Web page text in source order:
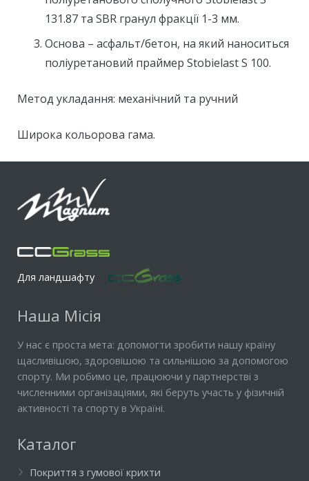
131.87 та SBR гранул фракції 1-3 мм.
Основа – асфальт/бетон, на який наноситься
поліуретановий праймер Stobielast S 100.
Метод укладання: механічний та ручний
Широка кольорова гама.
Для ландшафту
Наша Місія
У нас є проста мета: допомогти зробити нашу країну
щасливішою, здоровішою та сильнішою за допомогою
спорту. Ми робимо це, працюючи у партнерстві з
численними організаціями, які беруть участь у фізичній
активності та спорту в Україні.
Каталог
Покриття з гумової крихти